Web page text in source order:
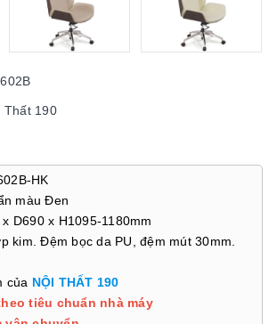
Thất 190
HK
màu Đen
D690 x H1095-1180mm
kim. Đệm bọc da PU, đệm mút 30mm.
của NỘI THẤT 190
tiêu chuẩn nhà máy